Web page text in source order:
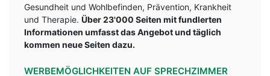
Gesundheit und Wohlbefinden, Prävention, Krankheit
und Therapie. Über 23'000 Seiten mit fundlerten
Informationen umfasst das Angebot und täglich
kommen neue Seiten dazu.
WERBEMÖGLICHKEITEN AUF SPRECHZIMMER